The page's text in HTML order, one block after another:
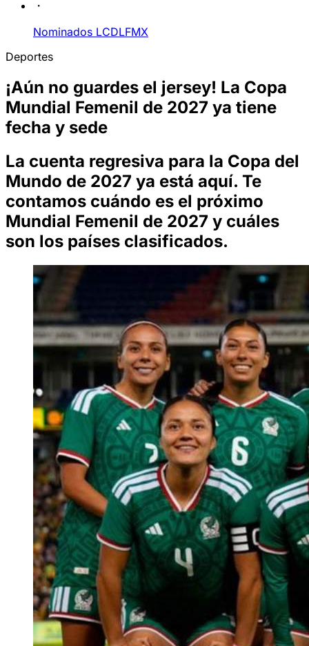
Nominados LCDLFMX
Deportes
¡Aún no guardes el jersey! La Copa
Mundial Femenil de 2027 ya tiene
fecha y sede
La cuenta regresiva para la Copa del
Mundo de 2027 ya está aquí. Te
contamos cuándo es el próximo
Mundial Femenil de 2027 y cuáles
son los países clasificados.